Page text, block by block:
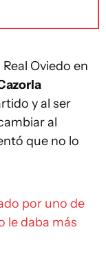
Oviedo en
y al ser
al
que no lo
por uno de
le daba más